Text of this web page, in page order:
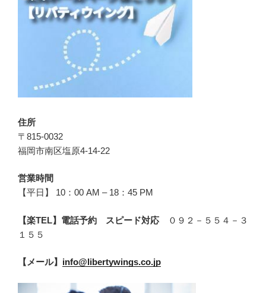
住所
〒815-0032
福岡市南区塩原4-14-22
営業時間
【平日】 10：00 AM – 18：45 PM
【楽TEL】電話予約 スピード対応
０９２－５５４－３
１５５
【メール】 info@libertywings.co.jp